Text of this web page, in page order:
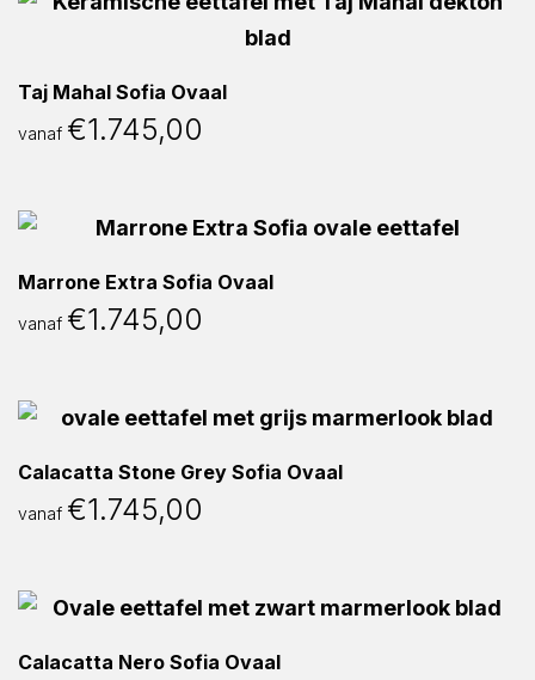
Taj Mahal Sofia Ovaal
vanaf €1.745,00
Marrone Extra Sofia Ovaal
vanaf €1.745,00
Calacatta Stone Grey Sofia Ovaal
vanaf €1.745,00
Calacatta Nero Sofia Ovaal